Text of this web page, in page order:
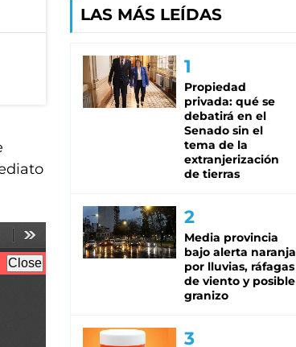
LAS MÁS LEÍDAS
Propiedad
privada: qué se
debatirá en el
Senado sin el
tema de la
extranjerización
de tierras
Media provincia
bajo alerta naranja
por lluvias, ráfagas
de viento y posible
granizo